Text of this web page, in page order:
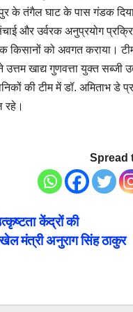
के तंगैल घाट के पास गंडक
उर्वरक अनुप्रयोग
किसानों को अवगत कराया।
खाद्य गुणवत्ता युक्त सब्जी
की टीम में डॉ. अमिताभ डे
रहे।
Spread
केंद्रों की
मंत्री अनुराग सिंह ठाकुर